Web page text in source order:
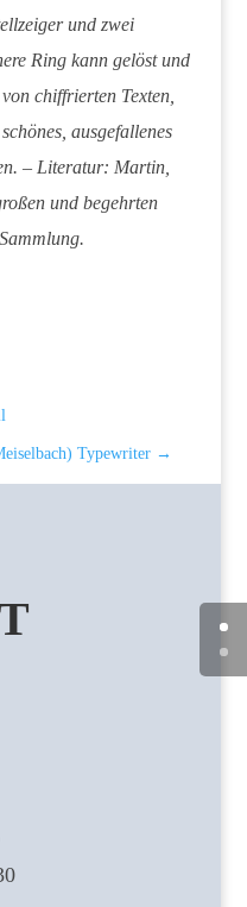
und zwei
Ring kann gelöst und
chiffrierten Texten,
ausgefallenes
– Literatur: Martin,
und begehrten
Typewriter →